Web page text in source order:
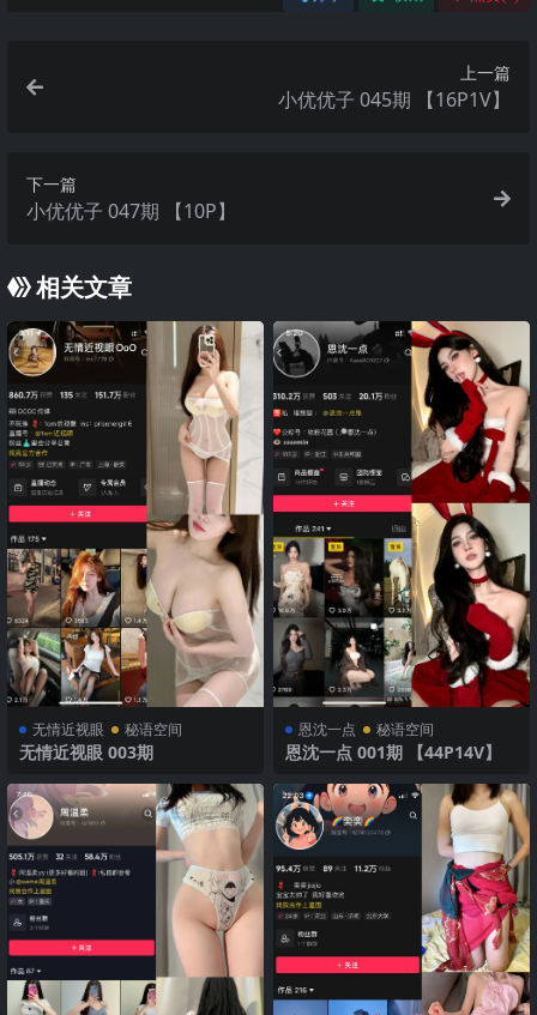
上一篇
小优优子 045期 【16P1V】
下一篇
小优优子 047期 【10P】
相关文章
无情近视眼 秘语空间
无情近视眼 003期
恩沈一点 秘语空间
恩沈一点 001期 【44P14V】